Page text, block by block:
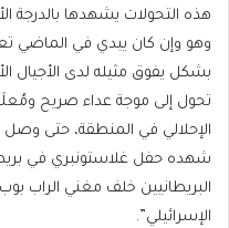
هذه التحولات يشهدها بالدرجة
وهو وإن كان يبدي في الماضي
بشكل يفوق مثيله لدى الأجيال
تحول إلى موجة عداء صريح
الإحلالي في المنطقة، حتى وصل
شهده حفل غلاستونبري في
البريطانيين خلف مغني الراب
الإسرائيلي”.